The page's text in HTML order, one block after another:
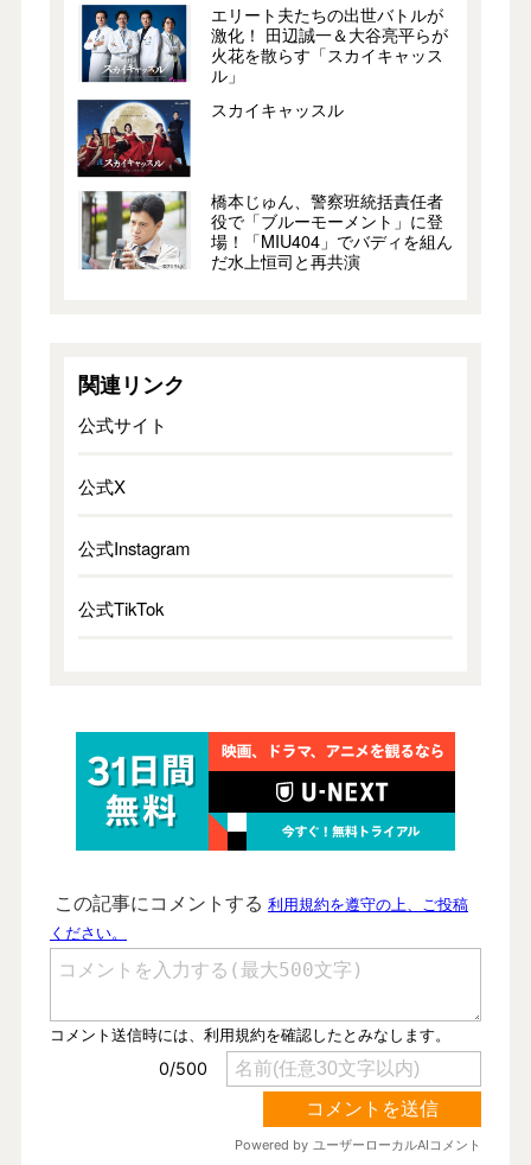
エリート夫たちの出世バトルが
激化！ 田辺誠一＆大谷亮平らが
火花を散らす「スカイキャッス
ル」
スカイキャッスル
橋本じゅん、警察班統括責任者
役で「ブルーモーメント」に登
場！「MIU404」でバディを組ん
だ水上恒司と再共演
関連リンク
公式サイト
公式X
公式Instagram
公式TikTok